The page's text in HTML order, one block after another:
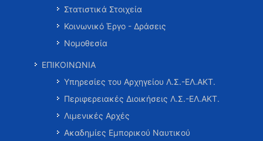
Στατιστικά Στοιχεία
Κοινωνικό Έργο - Δράσεις
Νομοθεσία
ΕΠΙΚΟΙΝΩΝΙΑ
Υπηρεσίες του Αρχηγείου Λ.Σ.-ΕΛ.ΑΚΤ.
Περιφερειακές Διοικήσεις Λ.Σ.-ΕΛ.ΑΚΤ.
Λιμενικές Αρχές
Ακαδημίες Εμπορικού Ναυτικού